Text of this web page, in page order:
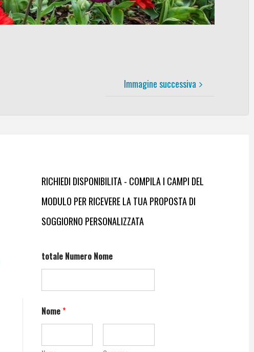
Immagine successiva
RICHIEDI DISPONIBILITA - COMPILA I CAMPI DEL
MODULO PER RICEVERE LA TUA PROPOSTA DI
SOGGIORNO PERSONALIZZATA
totale Numero Nome
Nome*